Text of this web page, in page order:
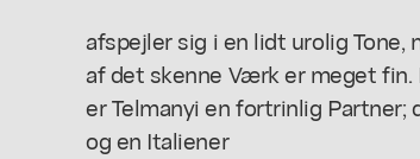
afspejler sig i en lidt urolig
af det skenne Værk er meget fin.
er Telmanyi en fortrinlig
og en Italiener